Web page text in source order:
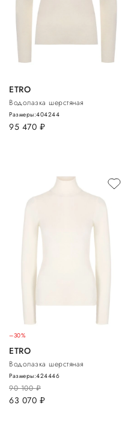
ETRO
Водолазка шерстяная
95 470 руб.
Размеры:404244
–30%
ETRO
Водолазка шерстяная
90 100руб.
63 070 руб.
Размеры:424446